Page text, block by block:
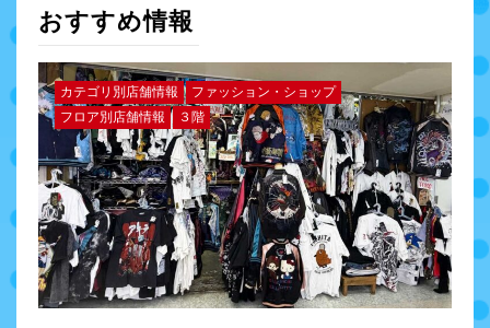
おすすめ情報
カテゴリ別店舗情報
ファッション・ショップ
フロア別店舗情報
３階